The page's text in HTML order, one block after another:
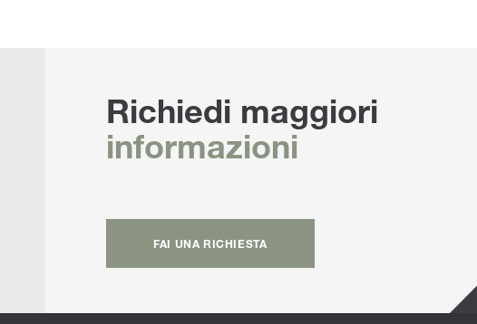
Richiedi maggiori
informazioni
FAI UNA RICHIESTA